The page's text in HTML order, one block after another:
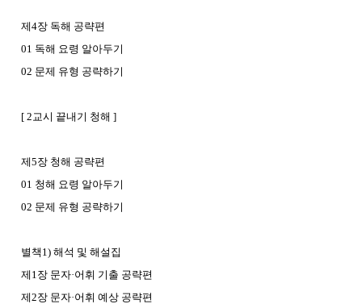
제4장 독해 공략편
01 독해 요령 알아두기
02 문제 유형 공략하기
[ 2교시 끝내기 청해 ]
제5장 청해 공략편
01 청해 요령 알아두기
02 문제 유형 공략하기
별책1) 해석 및 해설집
제1장 문자·어휘 기출 공략편
제2장 문자·어휘 예상 공략편